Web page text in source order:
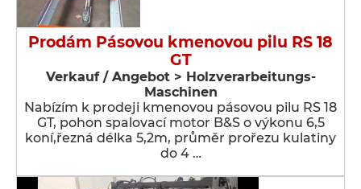
Prodám Pásovou kmenovou pilu RS 18
GT
Verkauf / Angebot > Holzverarbeitungs-
Maschinen
Nabízím k prodeji kmenovou pásovou pilu RS 18
GT, pohon spalovací motor B&S o výkonu 6,5
koní,řezná délka 5,2m, průměr prořezu kulatiny
do 4 …